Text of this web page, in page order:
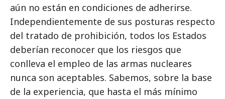
aún no están en condiciones de adherirse.
Independientemente de sus posturas respecto
del tratado de prohibición, todos los Estados
deberían reconocer que los riesgos que
conlleva el empleo de las armas nucleares
nunca son aceptables. Sabemos, sobre la base
de la experiencia, que hasta el más mínimo